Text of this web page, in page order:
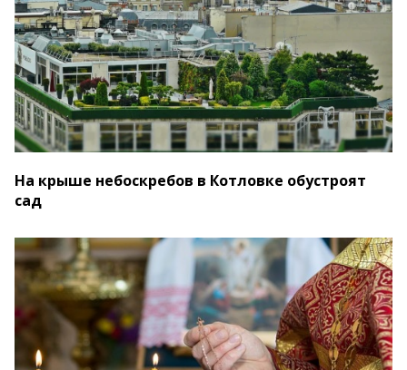
На крыше небоскребов в Котловке обустроят
сад